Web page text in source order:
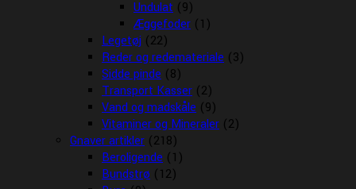
Undulat (9)
Æggefoder (1)
Legetøj (22)
Reder og redemateriale (3)
Sidde pinde (8)
Transport Kasser (2)
Vand og madskåle (9)
Vitaminer og Mineraler (2)
Gnaver artikler (218)
Beroligende (1)
Bundstrø (12)